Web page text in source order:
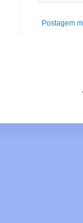
Postagem